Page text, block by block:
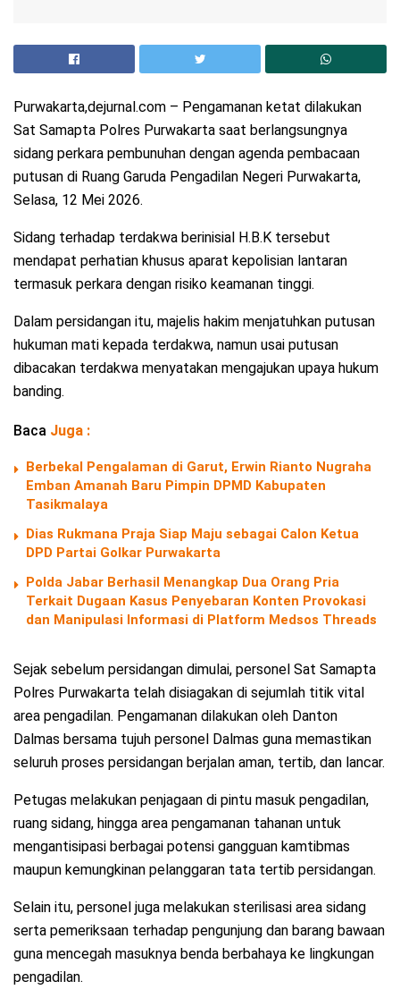
Purwakarta,dejurnal.com – Pengamanan ketat dilakukan
Sat Samapta Polres Purwakarta saat berlangsungnya
sidang perkara pembunuhan dengan agenda pembacaan
putusan di Ruang Garuda Pengadilan Negeri Purwakarta,
Selasa, 12 Mei 2026.
Sidang terhadap terdakwa berinisial H.B.K tersebut
mendapat perhatian khusus aparat kepolisian lantaran
termasuk perkara dengan risiko keamanan tinggi.
Dalam persidangan itu, majelis hakim menjatuhkan putusan
hukuman mati kepada terdakwa, namun usai putusan
dibacakan terdakwa menyatakan mengajukan upaya hukum
banding.
Baca Juga :
Berbekal Pengalaman di Garut, Erwin Rianto Nugraha
Emban Amanah Baru Pimpin DPMD Kabupaten
Tasikmalaya
Dias Rukmana Praja Siap Maju sebagai Calon Ketua
DPD Partai Golkar Purwakarta
Polda Jabar Berhasil Menangkap Dua Orang Pria
Terkait Dugaan Kasus Penyebaran Konten Provokasi
dan Manipulasi Informasi di Platform Medsos Threads
Sejak sebelum persidangan dimulai, personel Sat Samapta
Polres Purwakarta telah disiagakan di sejumlah titik vital
area pengadilan. Pengamanan dilakukan oleh Danton
Dalmas bersama tujuh personel Dalmas guna memastikan
seluruh proses persidangan berjalan aman, tertib, dan lancar.
Petugas melakukan penjagaan di pintu masuk pengadilan,
ruang sidang, hingga area pengamanan tahanan untuk
mengantisipasi berbagai potensi gangguan kamtibmas
maupun kemungkinan pelanggaran tata tertib persidangan.
Selain itu, personel juga melakukan sterilisasi area sidang
serta pemeriksaan terhadap pengunjung dan barang bawaan
guna mencegah masuknya benda berbahaya ke lingkungan
pengadilan.